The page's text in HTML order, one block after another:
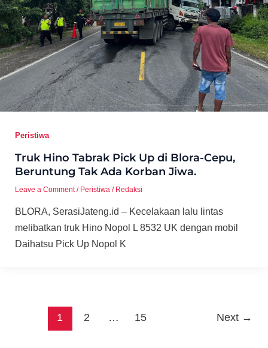
Peristiwa
Truk Hino Tabrak Pick Up di Blora-Cepu,
Beruntung Tak Ada Korban Jiwa.
Leave a Comment / Peristiwa/ Redaksi
BLORA, SerasiJateng.id – Kecelakaan lalu lintas
melibatkan truk Hino Nopol L 8532 UK dengan mobil
Daihatsu Pick Up Nopol K
1 2 … 15 Next →